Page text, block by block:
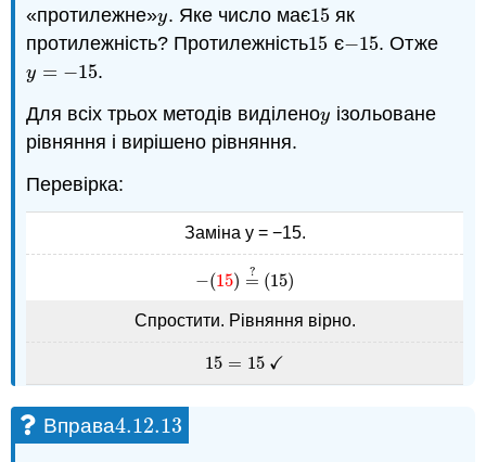
«протилежне»y
y. Яке число має15
15 як
протилежність? Протилежність15
15 є−15
−15. Отже
y = −15
y =− 15
.
Для всіх трьох методів виділеноy
y ізольоване
рівняння і вирішено рівняння.
Перевірка:
Заміна y = −15.
−(15) =
? (15)
−(15)= ?( 15)
Спростити. Рівняння вірно.
15 = 15 ✓
15 =15✓
Вправа4.12.13
4.12.13